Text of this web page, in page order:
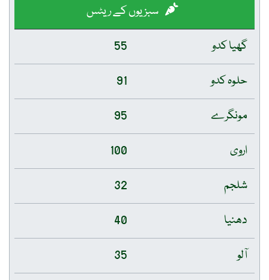
سبزیوں کے ریٹس
گھیا کدو
55
حلوہ کدو
91
مونگرے
95
اروی
100
شلجم
32
دھنیا
40
آلو
35